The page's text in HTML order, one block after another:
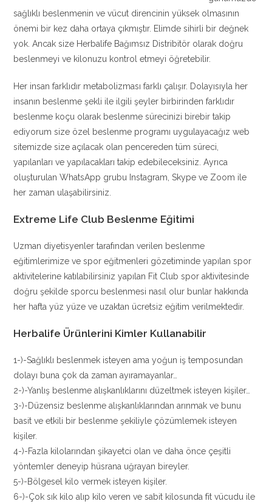
sağlıklı beslenmenin ve vücut direncinin yüksek olmasının
önemi bir kez daha ortaya çıkmıştır. Elimde sihirli bir değnek
yok. Ancak size Herbalife Bağımsız Distribitör olarak doğru
beslenmeyi ve kilonuzu kontrol etmeyi öğretebilir.
Her insan farklıdır metabolizması farklı çalışır. Dolayısıyla her
insanın beslenme şekli ile ilgili şeyler birbirinden farklıdır
beslenme koçu olarak beslenme sürecinizi birebir takip
ediyorum size özel beslenme programı uygulayacağız web
sitemizde size açılacak olan pencereden tüm süreci,
yapılanları ve yapılacakları takip edebileceksiniz. Ayrıca
oluşturulan WhatsApp grubu Instagram, Skype ve Zoom ile
her zaman ulaşabilirsiniz.
Extreme Life Club Beslenme Eğitimi
Uzman diyetisyenler tarafından verilen beslenme
eğitimlerimize ve spor eğitmenleri gözetiminde yapılan spor
aktivitelerine katılabilirsiniz yapılan Fit Club spor aktivitesinde
doğru şekilde sporcu beslenmesi nasıl olur bunlar hakkında
her hafta yüz yüze ve uzaktan ücretsiz eğitim verilmektedir.
Herbalife Ürünlerini Kimler Kullanabilir
1-)-Sağlıklı beslenmek isteyen ama yoğun iş temposundan
dolayı buna çok da zaman ayıramayanlar…
2-)-Yanlış beslenme alışkanlıklarını düzeltmek isteyen kişiler…
3-)-Düzensiz beslenme alışkanlıklarından arınmak ve bunu
basit ve etkili bir beslenme şekiliyle çözümlemek isteyen
kişiler.
4-)-Fazla kilolarından şikayetci olan ve daha önce çeşitli
yöntemler deneyip hüsrana uğrayan bireyler.
5-)-Bölgesel kilo vermek isteyen kişiler.
6-)-Çok sık kilo alıp kilo veren ve sabit kilosunda fit vücudu ile